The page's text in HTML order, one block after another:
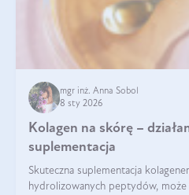
mgr inż. Anna Sobol
8 sty 2026
Kolagen na skórę –
suplementacja
Skuteczna suplementacja
hydrolizowanych peptydów,